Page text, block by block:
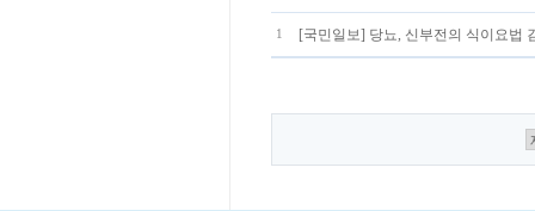
1 [국민일보] 당뇨, 신부전의 식이요법